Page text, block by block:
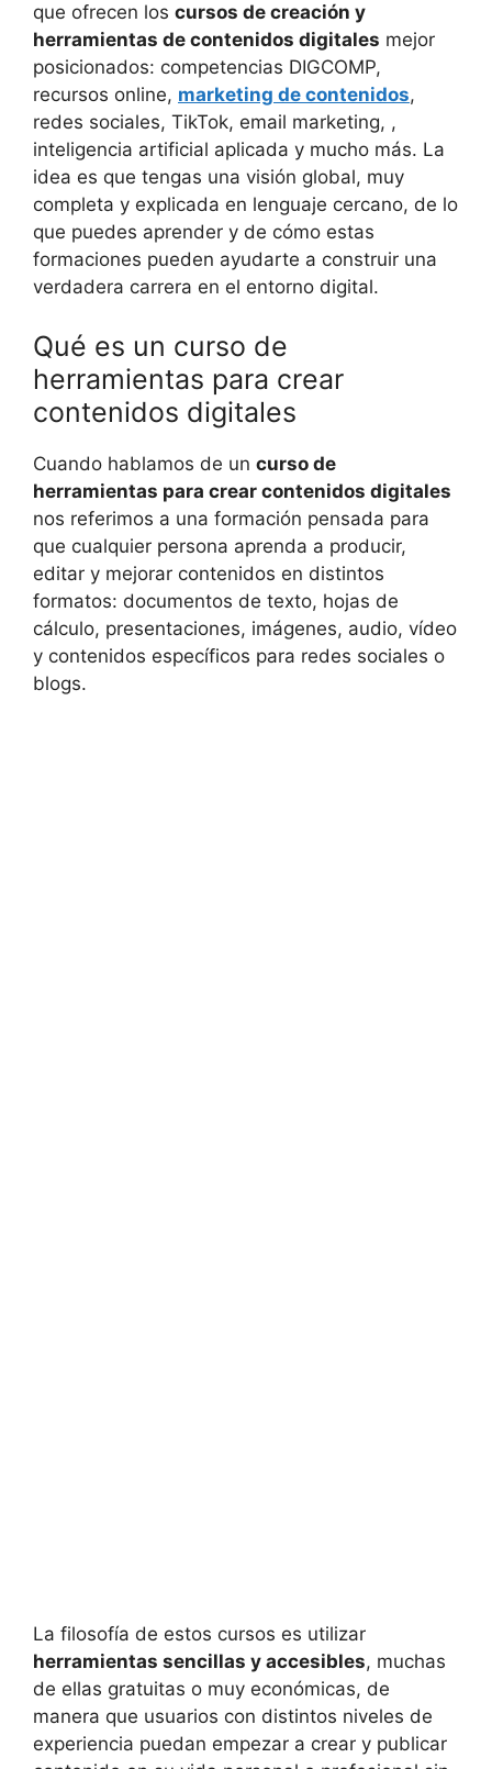
que ofrecen los cursos de creación y
herramientas de contenidos digitales mejor
posicionados: competencias DIGCOMP,
recursos online, marketing de contenidos,
redes sociales, TikTok, email marketing, ,
inteligencia artificial aplicada y mucho más. La
idea es que tengas una visión global, muy
completa y explicada en lenguaje cercano, de lo
que puedes aprender y de cómo estas
formaciones pueden ayudarte a construir una
verdadera carrera en el entorno digital.
Qué es un curso de
herramientas para crear
contenidos digitales
Cuando hablamos de un curso de
herramientas para crear contenidos digitales
nos referimos a una formación pensada para
que cualquier persona aprenda a producir,
editar y mejorar contenidos en distintos
formatos: documentos de texto, hojas de
cálculo, presentaciones, imágenes, audio, vídeo
y contenidos específicos para redes sociales o
blogs.
La filosofía de estos cursos es utilizar
herramientas sencillas y accesibles, muchas
de ellas gratuitas o muy económicas, de
manera que usuarios con distintos niveles de
experiencia puedan empezar a crear y publicar